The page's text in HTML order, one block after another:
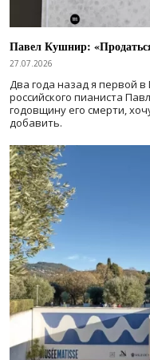
Павел Кушнир:
27.07.2026
Два года назад я первой
российского пианиста
годовщину его смерти,
добавить.